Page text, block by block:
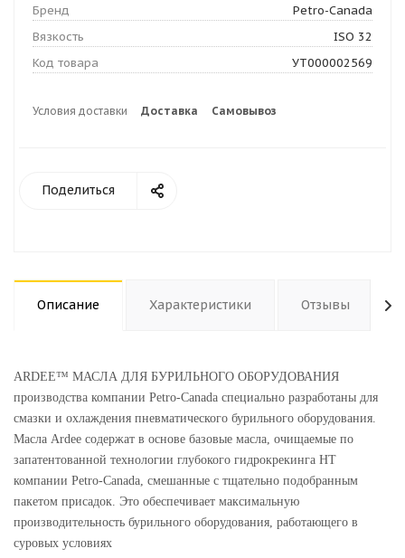
Бренд
Petro-Canada
Вязкость
ISO 32
Код товара
УТ000002569
Условия доставки Доставка Самовывоз
Поделиться
Описание Характеристики Отзывы
ARDEE™ МАСЛА ДЛЯ БУРИЛЬНОГО ОБОРУДОВАНИЯ
производства компании Petro-Canada специально разработаны для
смазки и охлаждения пневматического бурильного оборудования.
Масла Ardee содержат в основе базовые масла, очищаемые по
запатентованной технологии глубокого гидрокрекинга НТ
компании Petro-Canada, смешанные с тщательно подобранным
пакетом присадок. Это обеспечивает максимальную
производительность бурильного оборудования, работающего в
суровых условиях